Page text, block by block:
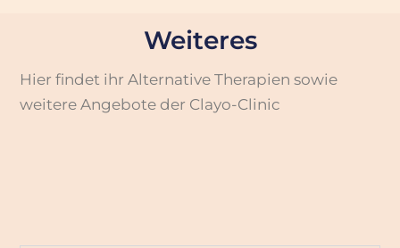
Weiteres
Hier findet ihr Alternative Therapien sowie
weitere Angebote der Clayo-Clinic